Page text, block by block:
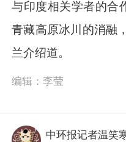
与印度相关学者的合
青藏高原冰川的消融
兰介绍道。
编辑：李莹
中环报记者温笑